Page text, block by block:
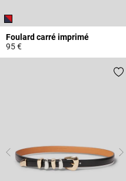
Foulard carré imprimé
95 €